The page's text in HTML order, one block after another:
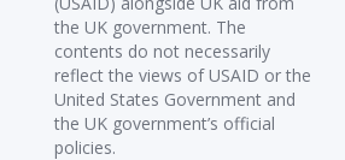
the UK government. The
contents do not necessarily
reflect the views of USAID or the
United States Government and
the UK government’s official
policies.